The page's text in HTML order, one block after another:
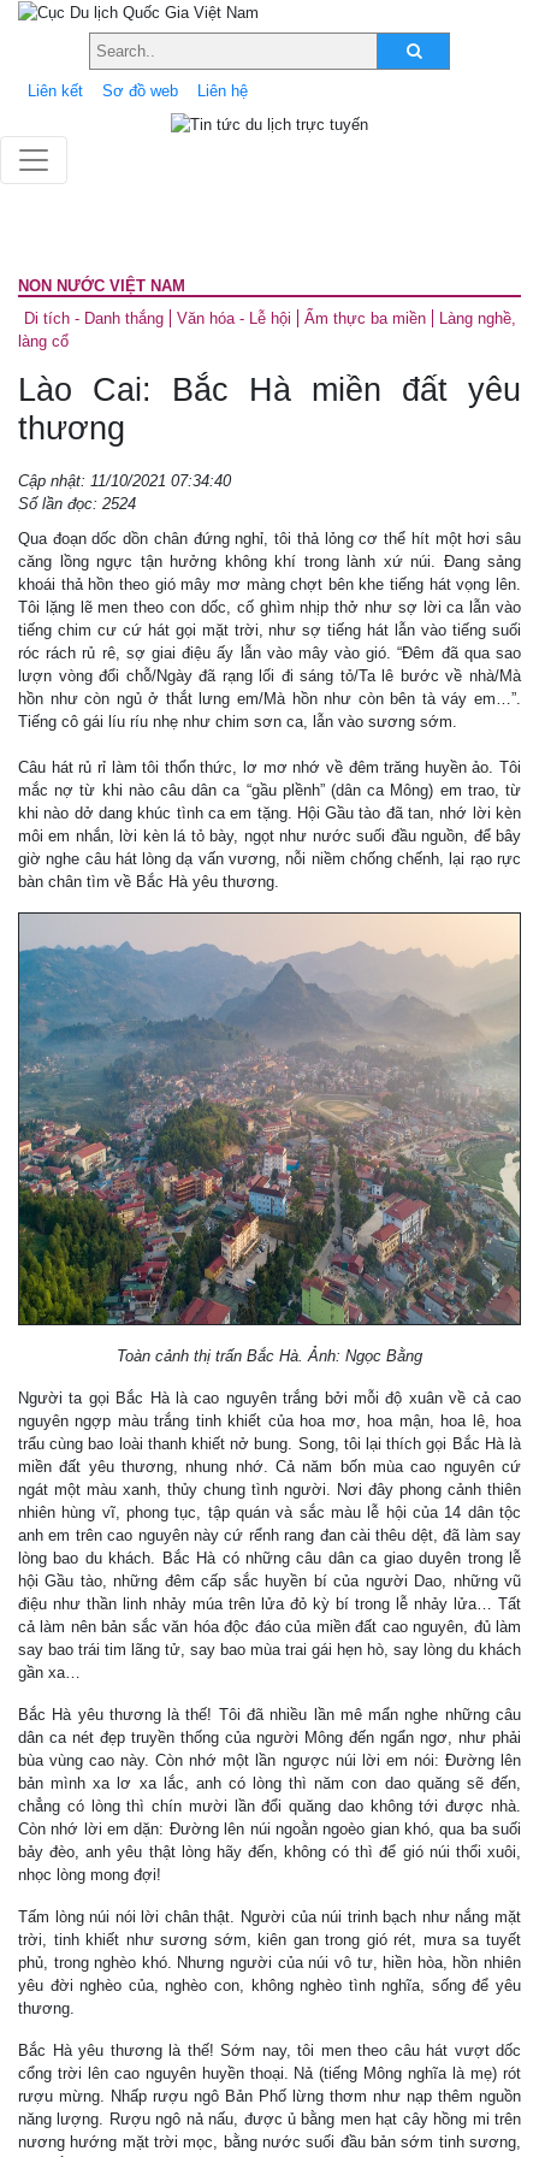
Liên kết Sơ đồ web Liên hệ
NON NƯỚC VIỆT NAM
Di tích - Danh thắng
Văn hóa - Lễ hội Ẩm thực ba miền
Làng nghề,
làng cổ
Lào Cai: Bắc Hà miền đất yêu
thương
Cập nhật: 11/10/2021 07:34:40
Số lần đọc: 2524
Qua đoạn dốc dồn chân đứng nghỉ, tôi thả lỏng cơ thể hít một hơi sâu
căng lồng ngực tận hưởng không khí trong lành xứ núi. Đang sảng
khoái thả hồn theo gió mây mơ màng chợt bên khe tiếng hát vọng lên.
Tôi lặng lẽ men theo con dốc, cố ghìm nhịp thở như sợ lời ca lẫn vào
tiếng chim cư cứ hát gọi mặt trời, như sợ tiếng hát lẫn vào tiếng suối
róc rách rủ rê, sợ giai điệu ấy lẫn vào mây vào gió. “Đêm đã qua sao
lượn vòng đổi chỗ/Ngày đã rạng lối đi sáng tỏ/Ta lê bước về nhà/Mà
hồn như còn ngủ ở thắt lưng em/Mà hồn như còn bên tà váy em…”.
Tiếng cô gái líu ríu nhẹ như chim sơn ca, lẫn vào sương sớm.
Câu hát rủ rỉ làm tôi thổn thức, lơ mơ nhớ về đêm trăng huyền ảo. Tôi
mắc nợ từ khi nào câu dân ca “gầu plềnh” (dân ca Mông) em trao, từ
khi nào dở dang khúc tình ca em tặng. Hội Gầu tào đã tan, nhớ lời kèn
môi em nhắn, lời kèn lá tỏ bày, ngọt như nước suối đầu nguồn, để bây
giờ nghe câu hát lòng dạ vấn vương, nỗi niềm chống chếnh, lại rạo rực
bàn chân tìm về Bắc Hà yêu thương.
Toàn cảnh thị trấn Bắc Hà. Ảnh: Ngọc Bằng
Người ta gọi Bắc Hà là cao nguyên trắng bởi mỗi độ xuân về cả cao
nguyên ngợp màu trắng tinh khiết của hoa mơ, hoa mận, hoa lê, hoa
trẩu cùng bao loài thanh khiết nở bung. Song, tôi lại thích gọi Bắc Hà là
miền đất yêu thương, nhung nhớ. Cả năm bốn mùa cao nguyên cứ
ngát một màu xanh, thủy chung tình người. Nơi đây phong cảnh thiên
nhiên hùng vĩ, phong tục, tập quán và sắc màu lễ hội của 14 dân tộc
anh em trên cao nguyên này cứ rểnh rang đan cài thêu dệt, đã làm say
lòng bao du khách. Bắc Hà có những câu dân ca giao duyên trong lễ
hội Gầu tào, những đêm cấp sắc huyền bí của người Dao, những vũ
điệu như thần linh nhảy múa trên lửa đỏ kỳ bí trong lễ nhảy lửa… Tất
cả làm nên bản sắc văn hóa độc đáo của miền đất cao nguyên, đủ làm
say bao trái tim lãng tử, say bao mùa trai gái hẹn hò, say lòng du khách
gần xa…
Bắc Hà yêu thương là thế! Tôi đã nhiều lần mê mẩn nghe những câu
dân ca nét đẹp truyền thống của người Mông đến ngẩn ngơ, như phải
bùa vùng cao này. Còn nhớ một lần ngược núi lời em nói: Đường lên
bản mình xa lơ xa lắc, anh có lòng thì năm con dao quăng sẽ đến,
chẳng có lòng thì chín mười lần đổi quăng dao không tới được nhà.
Còn nhớ lời em dặn: Đường lên núi ngoằn ngoèo gian khó, qua ba suối
bảy đèo, anh yêu thật lòng hãy đến, không có thì để gió núi thổi xuôi,
nhọc lòng mong đợi!
Tấm lòng núi nói lời chân thật. Người của núi trinh bạch như nắng mặt
trời, tinh khiết như sương sớm, kiên gan trong gió rét, mưa sa tuyết
phủ, trong nghèo khó. Nhưng người của núi vô tư, hiền hòa, hồn nhiên
yêu đời nghèo của, nghèo con, không nghèo tình nghĩa, sống để yêu
thương.
Bắc Hà yêu thương là thế! Sớm nay, tôi men theo câu hát vượt dốc
cổng trời lên cao nguyên huyền thoại. Nả (tiếng Mông nghĩa là mẹ) rót
rượu mừng. Nhấp rượu ngô Bản Phố lừng thơm như nạp thêm nguồn
năng lượng. Rượu ngô nả nấu, được ủ bằng men hạt cây hồng mi trên
nương hướng mặt trời mọc, bằng nước suối đầu bản sớm tinh sương,